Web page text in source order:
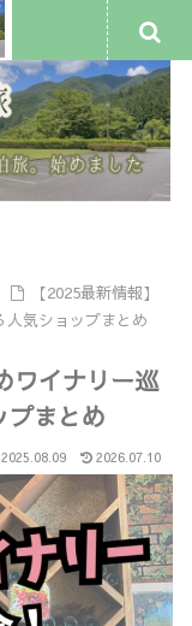
車中泊スポット
【2025最新情報】
人気ショップまとめ
ワイナリー巡
プまとめ
2025.08.09 2026.07.10